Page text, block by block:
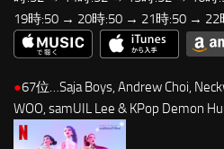
19時:50 → 20時:50 → 21時:50 → 22
●67位…Saja Boys, Andrew Choi,
WOO, samUIL Lee & KPop Demon